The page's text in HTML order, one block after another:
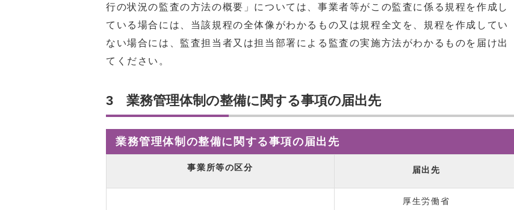
行の状況の監査の方法の概要」については、事業者等がこの監査に係る規程を作成し
ている場合には、当該規程の全体像がわかるもの又は規程全文を、規程を作成してい
ない場合には、監査担当者又は担当部署による監査の実施方法がわかるものを届け出
てください。
3 業務管理体制の整備に関する事項の届出先
業務管理体制の整備に関する事項の届出先
事業所等の区分 届出先
厚生労働省